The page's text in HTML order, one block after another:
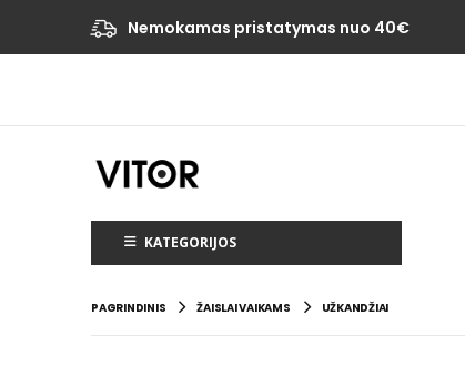
Nemokamas pristatymas nuo 40€
KATEGORIJOS
PAGRINDINIS ŽAISLAI VAIKAMS UŽKANDŽIAI